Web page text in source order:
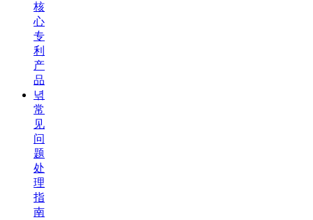
核
心
专
利
产
品
녂
常
见
问
题
处
理
指
南